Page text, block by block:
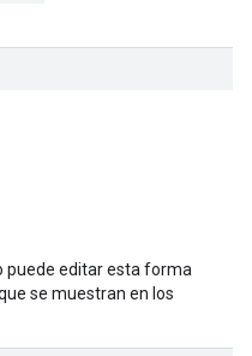
puede editar esta forma
se muestran en los